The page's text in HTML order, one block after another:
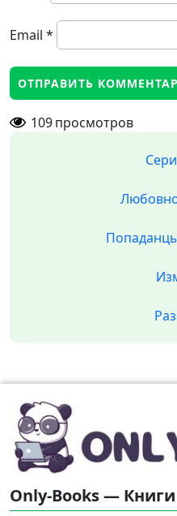
Email *
109просмотров
Only-Books —